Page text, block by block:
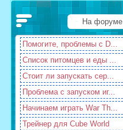
На форуме
Помогите, проблемы с D...
Список питомцев и еды ...
Стоит ли запускать сер...
Проблема с запуском иг...
Начинаем играть War Th...
Трейнер для Cube World